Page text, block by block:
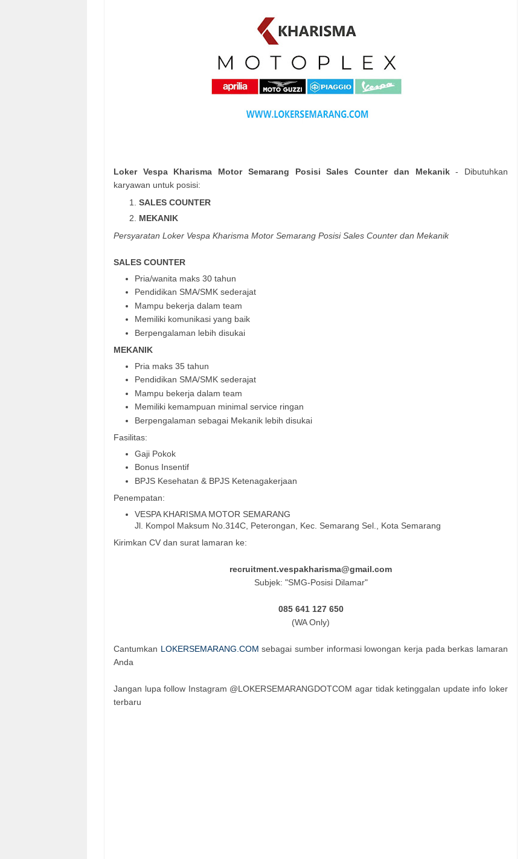
Loker Vespa Kharisma Motor Semarang Posisi Sales Counter dan Mekanik- Dibutuhkan
karyawan untuk posisi:
SALES COUNTER
MEKANIK
Persyaratan Loker Vespa Kharisma Motor Semarang Posisi Sales Counter dan Mekanik
SALES COUNTER
Pria/wanita maks 30 tahun
Pendidikan SMA/SMK sederajat
Mampu bekerja dalam team
Memiliki komunikasi yang baik
Berpengalaman lebih disukai
MEKANIK
Pria maks 35 tahun
Pendidikan SMA/SMK sederajat
Mampu bekerja dalam team
Memiliki kemampuan minimal service ringan
Berpengalaman sebagai Mekanik lebih disukai
Fasilitas:
Gaji Pokok
Bonus Insentif
BPJS Kesehatan & BPJS Ketenagakerjaan
Penempatan:
VESPA KHARISMA MOTOR SEMARANG
Jl. Kompol Maksum No.314C, Peterongan, Kec. Semarang Sel., Kota Semarang
Kirimkan CV dan surat lamaran ke:
recruitment.vespakharisma@gmail.com
Subjek: "SMG-Posisi Dilamar"
085 641 127 650
(WA Only)
Cantumkan LOKERSEMARANG.COM sebagai sumber informasi lowongan kerja pada berkas lamaran
Anda
Jangan lupa follow Instagram @LOKERSEMARANGDOTCOM agar tidak ketinggalan update info loker
terbaru